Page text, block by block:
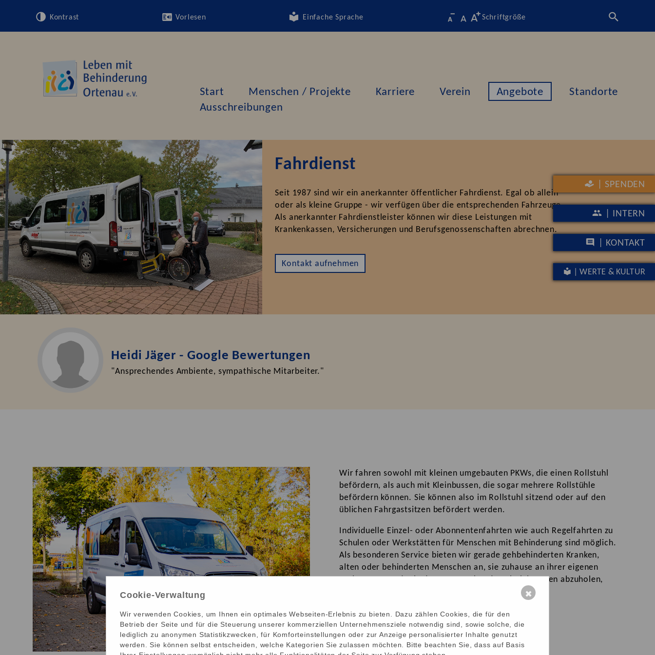
Kontrast Vorlesen Einfache Sprache Schriftgröße
Start Menschen / Projekte Karriere Verein Angebote
Standorte
Ausschreibungen
Fahrdienst
Seit 1987 sind wir ein anerkannter öffentlicher Fahrdienst. Egal ob allein
oder als kleine Gruppe - wir verfügen über die entsprechenden Fahrzeuge.
Als anerkannter Fahrdienstleister können wir diese Leistungen mit
Krankenkassen, Versicherungen und Berufsgenossenschaften abrechnen.
Kontakt aufnehmen
Heidi Jäger - Google Bewertungen
"Ansprechendes Ambiente, sympathische Mitarbeiter."
| SPENDEN
| INTERN
| KONTAKT
| WERTE & KULTUR
Wir fahren sowohl mit kleinen umgebauten PKWs, die einen Rollstuhl
befördern, als auch mit Kleinbussen, die sogar mehrere Rollstühle
befördern können. Sie können also im Rollstuhl sitzend oder auf den
üblichen Fahrgastsitzen befördert werden.
Individuelle Einzel- oder Abonnentenfahrten wie auch Regelfahrten zu
Schulen oder Werkstätten für Menschen mit Behinderung sind möglich.
Als besonderen Service bieten wir gerade gehbehinderten Kranken,
alten oder behinderten Menschen an, sie zuhause an ihrer eigenen
Wohnungstür oder in den entsprechenden Einrichtungen abzuholen,
und bei Bedarf und auch wieder zurückzubegleiten.
Cookie-Verwaltung
Wir verwenden Cookies, um Ihnen ein optimales Webseiten-Erlebnis zu bieten. Dazu zählen Cookies, die für den
Betrieb der Seite und für die Steuerung unserer kommerziellen Unternehmensziele notwendig sind, sowie solche, die
lediglich zu anonymen Statistikzwecken, für Komforteinstellungen oder zur Anzeige personalisierter Inhalte genutzt
werden. Sie können selbst entscheiden, welche Kategorien Sie zulassen möchten. Bitte beachten Sie, dass auf Basis
✖